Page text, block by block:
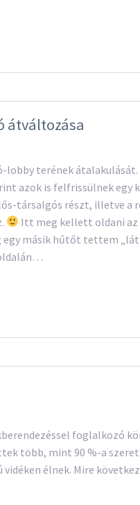
átváltozása
terének átalakulását.
azok is felfrissülnek egy
társalgós részt, illetve a
Itt meg kellett oldani az
másik hűtőt tettem
foglalkozó
több, mint 90 %-a
élnek. Mire